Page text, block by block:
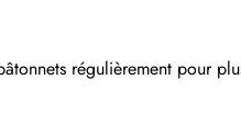
régulièrement pour